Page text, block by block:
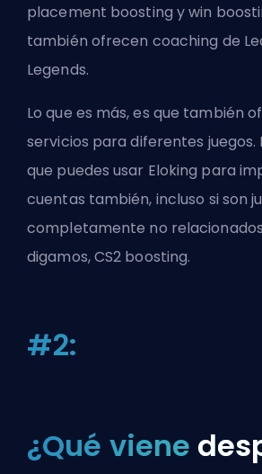
placement boosting ywin
también ofrecen coaching de
Legends.
Lo que es más, es que también
servicios para diferentes juegos.
que puedes usar Eloking para
cuentas también, incluso si son
completamente no
digamos,CS2 boosting.
#2:
¿Qué viene